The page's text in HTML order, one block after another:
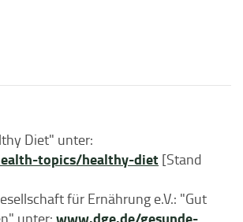
Diet" unter:
topics/healthy-diet [Stand
für Ernährung e.V.: "Gut
unter: